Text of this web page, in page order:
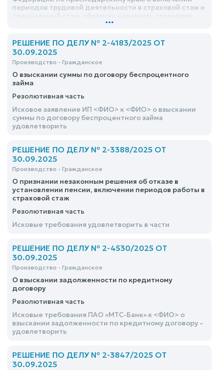
периодов трудовой деятельности в страховой стаж и
пенсию по старости досрочно с даты обращения за
...
РЕШЕНИЕ ПО ДЕЛУ № 2-4183/2025 ОТ
30.09.2025
Производство - Гражданское
О взыскании суммы по договору беспроцентного
займа
Резолютивная часть
Исковое заявление ИП <ФИО> к <ФИО> о взыскании
суммы по договору беспроцентного займа
удовлетворить
РЕШЕНИЕ ПО ДЕЛУ № 2-3388/2025 ОТ
30.09.2025
Производство - Гражданское
О признании незаконным решения об отказе в
установлении пенсии, включении периодов работы в
страховой стаж
Резолютивная часть
Исковые требования удовлетворить в части
РЕШЕНИЕ ПО ДЕЛУ № 2-4530/2025 ОТ
30.09.2025
Производство - Гражданское
О взыскании задолженности по кредитному
договору
Резолютивная часть
Исковые требования ПАО «МТС-Банк» к <ФИО> о
взыскании задолженности по кредитному договору –
удовлетворить
РЕШЕНИЕ ПО ДЕЛУ № 2-3847/2025 ОТ
30.09.2025